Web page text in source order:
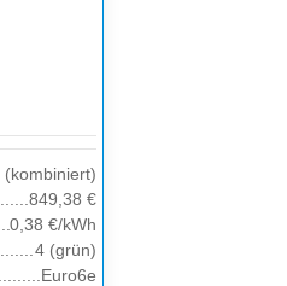
(kombiniert)
849,38 €
0,38 €/kWh
4 (grün)
Euro6e